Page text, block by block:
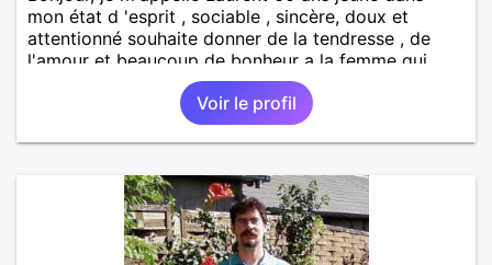
mon état d 'esprit , sociable , sincère, doux et
attentionné souhaite donner de la tendresse , de
l'amour et beaucoup de bonheur a la femme qui
souhaitera partager ma vie . Bientôt en retraite a la
fin de l 'année et libre de toute contrainte. Digne de
confiance à la femme qui voudras m 'en accorder
en toute sincérité. Pour le reste venez me découvrir
Voir le profil